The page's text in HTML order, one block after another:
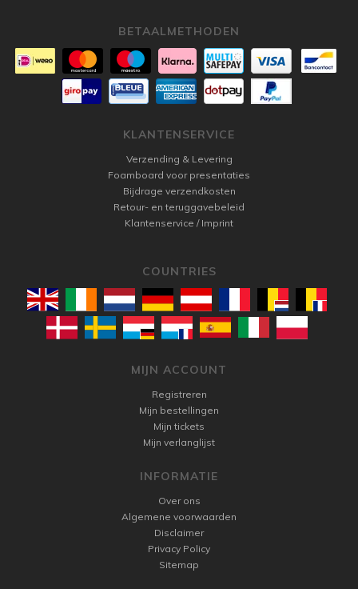
BETAALMETHODEN
KLANTENSERVICE
Verzending & Levering
Foamboard voor presentaties
Bijdrage verzendkosten
Retour- en teruggavebeleid
Klantenservice / Imprint
COUNTRIES
MIJN ACCOUNT
Registreren
Mijn bestellingen
Mijn tickets
Mijn verlanglijst
INFORMATIE
Over ons
Algemene voorwaarden
Disclaimer
Privacy Policy
Sitemap